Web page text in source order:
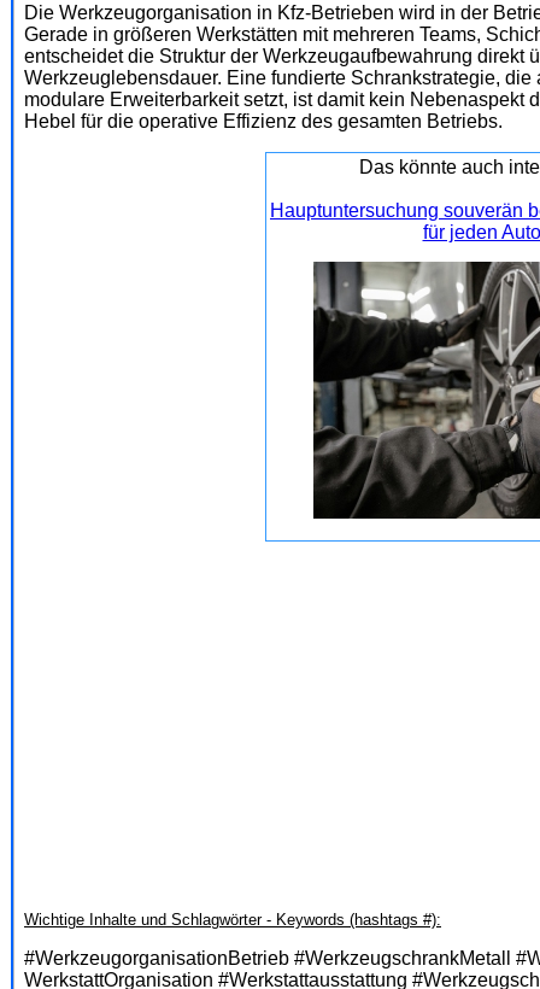
Die Werkzeugorganisation in Kfz-Betrieben wird in der
Gerade in größeren Werkstätten mit mehreren Teams,
entscheidet die Struktur der Werkzeugaufbewahrung direkt
Werkzeuglebensdauer. Eine fundierte Schrankstrategie,
modulare Erweiterbarkeit setzt, ist damit kein Nebenaspekt
Hebel für die operative Effizienz des gesamten Betriebs.
Das könnte auch
Hauptuntersuchung souverän
für jeden
Wichtige Inhalte und Schlagwörter - Keywords (hashtags #):
#WerkzeugorganisationBetrieb #WerkzeugschrankMetall
WerkstattOrganisation #Werkstattausstattung